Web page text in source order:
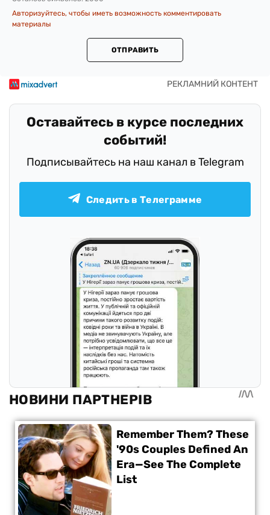
Авторизуйтесь, чтобы иметь возможность комментировать
материалы
ОТПРАВИТЬ
Оставайтесь в курсе последних
событий!
Подписывайтесь на наш канал в Telegram
Следить в Телеграмме